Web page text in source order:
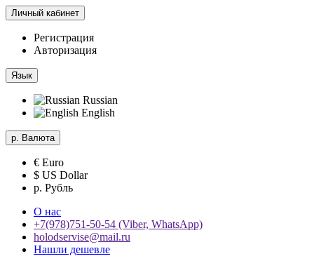
Личный кабинет
Регистрация
Авторизация
Язык
Russian
English
р. Валюта
€ Euro
$ US Dollar
р. Рубль
О нас
+7(978)751-50-54 (Viber, WhatsApp)
holodservise@mail.ru
Нашли дешевле